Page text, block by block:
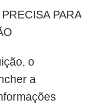
PARA
o
a